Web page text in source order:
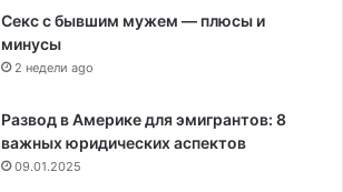
Секс с бывшим мужем — плюсы и
минусы
2 недели ago
Развод в Америке для эмигрантов: 8
важных юридических аспектов
09.01.2025